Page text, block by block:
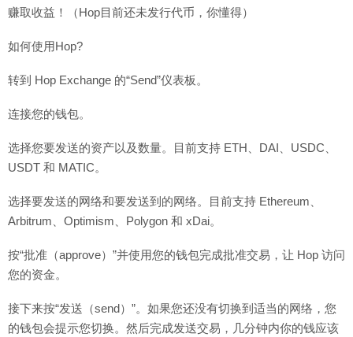
赚取收益！（Hop目前还未发行代币，你懂得）
如何使用Hop?
转到 Hop Exchange 的“Send”仪表板。
连接您的钱包。
选择您要发送的资产以及数量。目前支持 ETH、DAI、USDC、
USDT 和 MATIC。
选择要发送的网络和要发送到的网络。目前支持 Ethereum、
Arbitrum、Optimism、Polygon 和 xDai。
按“批准（approve）”并使用您的钱包完成批准交易，让 Hop 访问
您的资金。
接下来按“发送（send）”。如果您还没有切换到适当的网络，您
的钱包会提示您切换。然后完成发送交易，几分钟内你的钱应该